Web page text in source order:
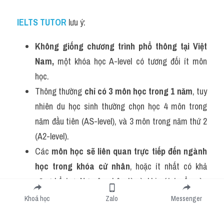
IELTS TUTOR lưu ý:
Không giống chương trình phổ thông tại Việt
Nam, một khóa học A-level có tương đối ít môn
học.
Thông thường chỉ có 3 môn học trong 1 năm, tuy
nhiên du học sinh thường chọn học 4 môn trong
năm đầu tiên (AS-level), và 3 môn trong năm thứ 2
(A2-level).
Các môn học sẽ liên quan trực tiếp đến ngành
học trong khóa cử nhân, hoặc ít nhất có khả
năng bổ trợ. Nguyên nhân là vì, khi xét tuyển vào
các trường đại học, một số trường sẽ có yêu cầu
Khoá học Zalo Messenger